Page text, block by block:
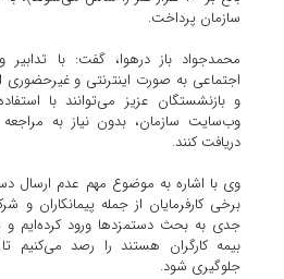
سازمان پرداخت.
محمدجواد باز درهوا، گفت: با
اجتماعی به صورت اینترنتی و غیرحضوری
و بازنشستگان عزیز می‌توانند با
وب‌سایت سازمان، بدون نیاز به
دریافت کنند.
وی با اشاره به موضوع مهم عدم ارسال
برخی کارفرمایان از جمله پیمانکاران و
جدی به بحث دستمزدها ورود کرده‌ایم و
بیمه کارگران هستند را رصد می‌کنیم
جلوگیری شود.